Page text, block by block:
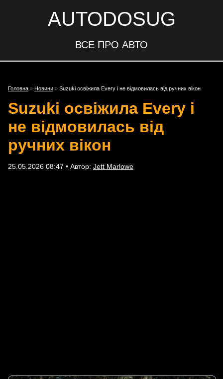
AUTODOSUG
ВСЕ ПРО АВТО
Головна » Новини » Suzuki освіжила Every і не відмовилась від ручних вікон
Suzuki освіжила Every і
не відмовилась від
ручних вікон
25.05.2026 08:47 • Автор: Jett Marlowe